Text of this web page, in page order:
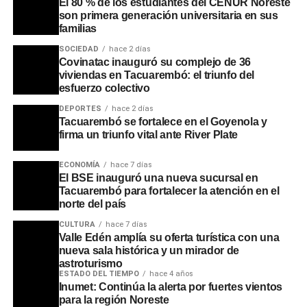
El cierre de la conferencia estuvo a cargo del Dr. Ignacio
de la ciencia preventiva. Souza destacó la excelente
adherencia de la población de Tacuarembó a las
campañas de vacunación, mencionando que se han
administrado unas 4.000 dosis de la vacuna antigripal en
tiempo récord. También resaltó hitos locales como el
aumento del 72% al 98% en la cobertura de la vacuna
contra el virus BRS en embarazadas y la reciente
incorporación gratuita de la vacuna contra el
meningococo, un insumo que previamente tenía un costo
privado de hasta 400 dólares.
Para operativizar estos esfuerzos, Alicia Rodríguez, de la
Red de Atención Primaria (RAP), confirmó que las rondas
rurales de vacunación ya están en marcha, gracias a un
esfuerzo interinstitucional donde la Intendencia facilita el
transporte para que el personal de ASSE y la Comisión
El 80 % de los estudiantes del CENUR Noreste
son primera generación universitaria en sus
familias
SOCIEDAD hace 2 días
Covinatac inauguró su complejo de 36
viviendas en Tacuarembó: el triunfo del
esfuerzo colectivo
DEPORTES hace 2 días
Tacuarembó se fortalece en el Goyenola y
firma un triunfo vital ante River Plate
ECONOMÍA hace 7 días
El BSE inauguró una nueva sucursal en
Tacuarembó para fortalecer la atención en el
norte del país
CULTURA hace 7 días
Valle Edén amplía su oferta turística con una
nueva sala histórica y un mirador de
astroturismo
ESTADO DEL TIEMPO hace 4 años
Inumet: Continúa la alerta por fuertes vientos
para la región Noreste